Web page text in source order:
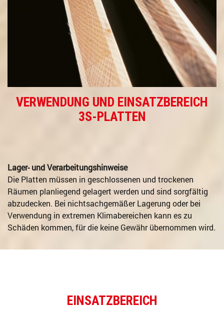
VERWENDUNG UND EINSATZBEREICH
3S-PLATTEN
Lager- und Verarbeitungshinweise
Die Platten müssen in geschlossenen und trockenen
Räumen planliegend gelagert werden und sind sorgfältig
abzudecken. Bei nichtsachgemäßer Lagerung oder bei
Verwendung in extremen Klimabereichen kann es zu
Schäden kommen, für die keine Gewähr übernommen wird.
EINSATZBEREICH